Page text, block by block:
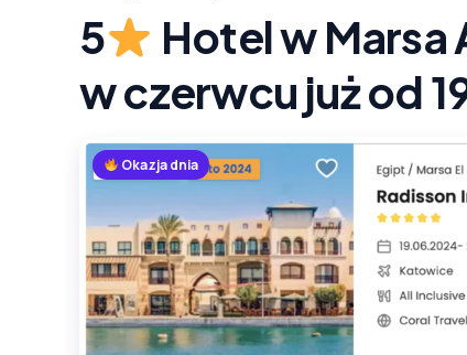
5 Hotel w Marsa
w czerwcu już od
Okazja dnia